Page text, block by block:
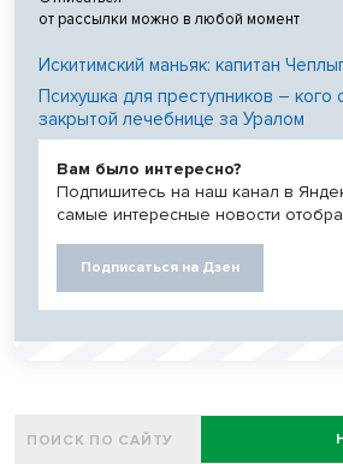
от рассылки можно в любой момент
Искитимский маньяк: капитан
Психушка для преступников – кого
закрытой лечебнице за Уралом
Вам было интересно?
Подпишитесь на наш канал в
самые интересные новости
Подписаться на Дзен